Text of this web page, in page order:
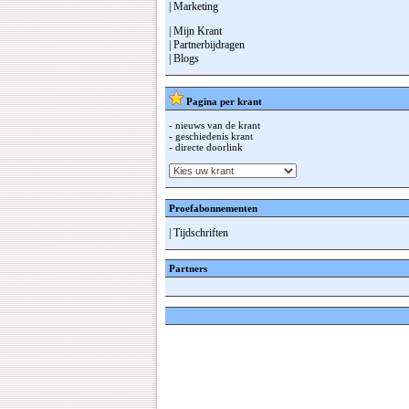
| Marketing
| Mijn Krant
| Partnerbijdragen
| Blogs
Pagina per krant
- nieuws van de krant
- geschiedenis krant
- directe doorlink
Proefabonnementen
| Tijdschriften
Partners